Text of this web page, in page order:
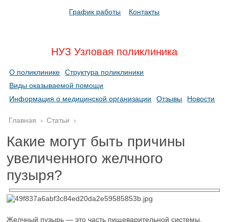
График работы Контакты
НУЗ Узловая поликлиника
О поликлинике
Структура поликлиники
Виды оказываемой помощи
Информация о медицинской организации
Отзывы Новости
Главная › Статьи ›
Какие могут быть причины
увеличенного желчного
пузыря?
Желчный пузырь — это часть пищеварительной системы,